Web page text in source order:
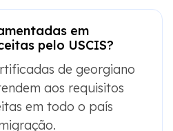
em
pelo USCIS?
de georgiano
aos requisitos
em todo o país